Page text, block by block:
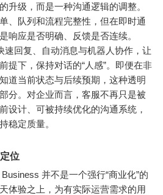
升级，而是一种沟通逻辑的调整。
、队列和流程完整性，但在即时通
响应是否明确、反馈是否连续。
速回复、自动消息与机器人协作，让
提下，保持对话的“人感”。即便在非
道当前状态与后续预期，这种透明
分。对企业而言，客服不再只是被
设计、可被持续优化的沟通系统，
稳定质量。
位
并不是一个强行“商业化”的
体验之上，为有实际运营需求的用